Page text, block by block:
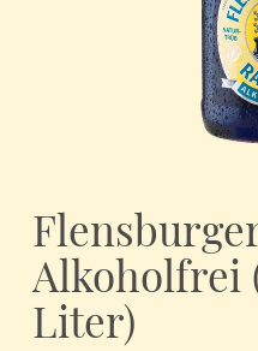
der
Bildergalerie
springen
Alkoholfrei
Liter)